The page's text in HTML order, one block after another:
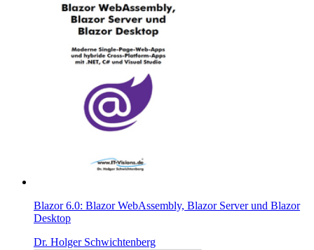
Blazor 6.0: Blazor WebAssembly, Blazor Server und Blazor
Desktop
Dr. Holger Schwichtenberg